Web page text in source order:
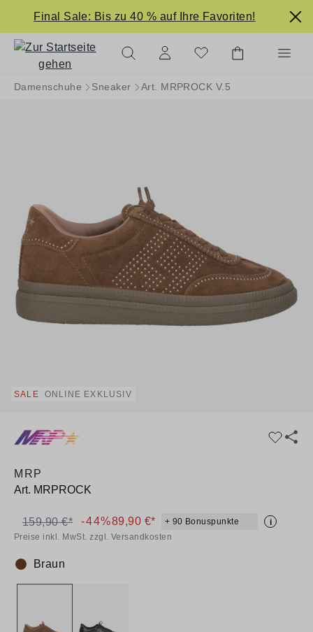
springen
Final Sale: Bis zu 40 % auf Ihre Favoriten!
Damenschuhe Sneaker Art. MRPROCK V.5
SALE ONLINE EXKLUSIV
MRP
Art. MRPROCK
89,90 €* + 90 Bonuspunkte i
159,90 €* -44%
Preise inkl. MwSt. zzgl. Versandkosten
Farbe:
Braun